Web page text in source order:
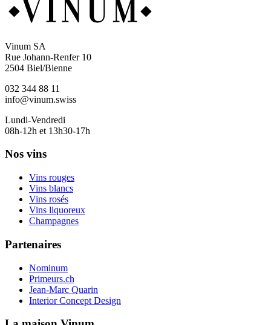
Vinum SA
Rue Johann-Renfer 10
2504 Biel/Bienne
032 344 88 11
info@vinum.swiss
Lundi-Vendredi
08h-12h et 13h30-17h
Nos vins
Vins rouges
Vins blancs
Vins rosés
Vins liquoreux
Champagnes
Partenaires
Nominum
Primeurs.ch
Jean-Marc Quarin
Interior Concept Design